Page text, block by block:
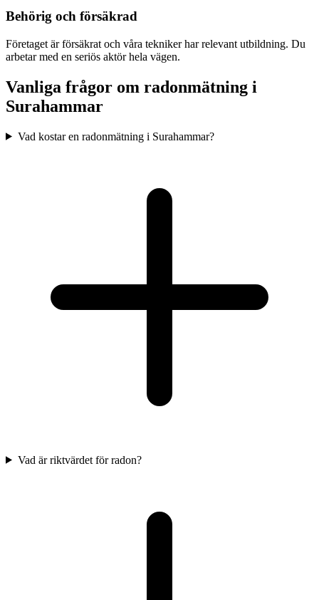
Behörig och försäkrad
Företaget är försäkrat och våra tekniker har relevant utbildning. Du
arbetar med en seriös aktör hela vägen.
Vanliga frågor om radonmätning i
Surahammar
Vad kostar en radonmätning i Surahammar?
Vad är riktvärdet för radon?